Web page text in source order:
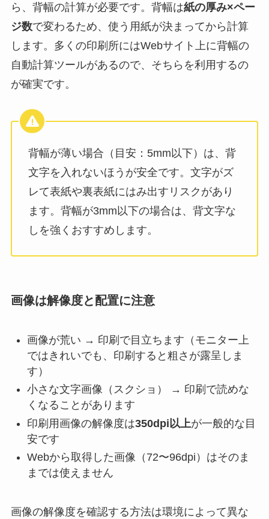
ら、背幅の計算が必要です。背幅は紙の厚み×ペー
ジ数で変わるため、使う用紙が決まってから計算
します。多くの印刷所にはWebサイト上に背幅の
自動計算ツールがあるので、そちらを利用するの
が確実です。
背幅が薄い場合（目安：5mm以下）は、背
文字を入れないほうが安全です。文字がズ
レて表紙や裏表紙にはみ出すリスクがあり
ます。背幅が3mm以下の場合は、背文字な
しを強くおすすめします。
画像は解像度と配置に注意
画像が荒い → 印刷で目立ちます（モニター上
ではきれいでも、印刷すると粗さが露呈しま
す）
小さな文字画像（スクショ） → 印刷で読めな
くなることがあります
印刷用画像の解像度は350dpi以上が一般的な目
安です
Webから取得した画像（72〜96dpi）はそのま
までは使えません
画像の解像度を確認する方法は環境によって異な